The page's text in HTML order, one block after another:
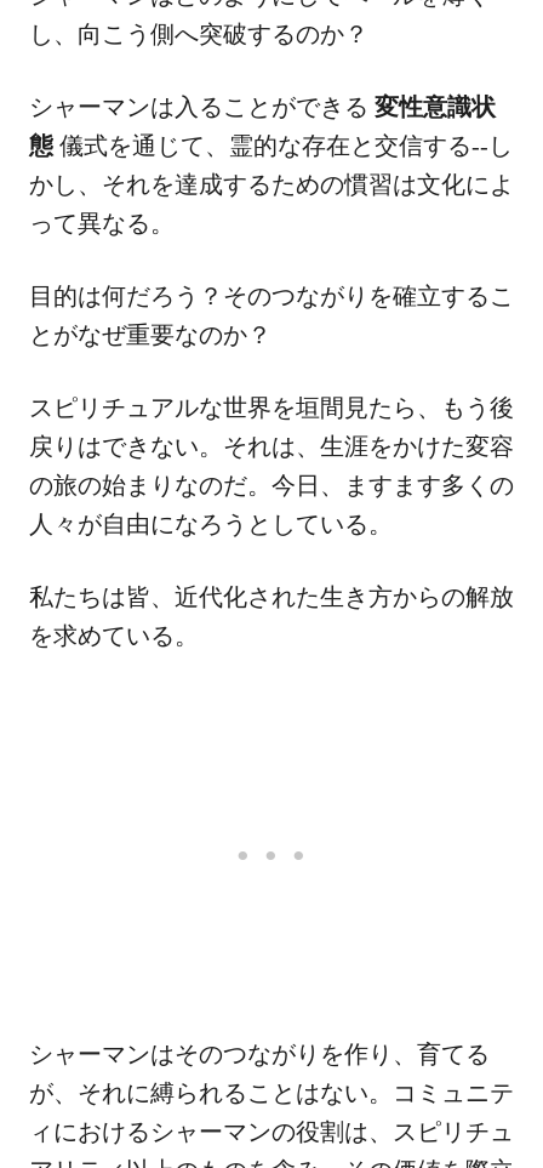
し、向こう側へ突破するのか？
シャーマンは入ることができる 変性意識状
態 儀式を通じて、霊的な存在と交信する--し
かし、それを達成するための慣習は文化によ
って異なる。
目的は何だろう？そのつながりを確立するこ
とがなぜ重要なのか？
スピリチュアルな世界を垣間見たら、もう後
戻りはできない。それは、生涯をかけた変容
の旅の始まりなのだ。今日、ますます多くの
人々が自由になろうとしている。
私たちは皆、近代化された生き方からの解放
を求めている。
シャーマンはそのつながりを作り、育てる
が、それに縛られることはない。コミュニテ
ィにおけるシャーマンの役割は、スピリチュ